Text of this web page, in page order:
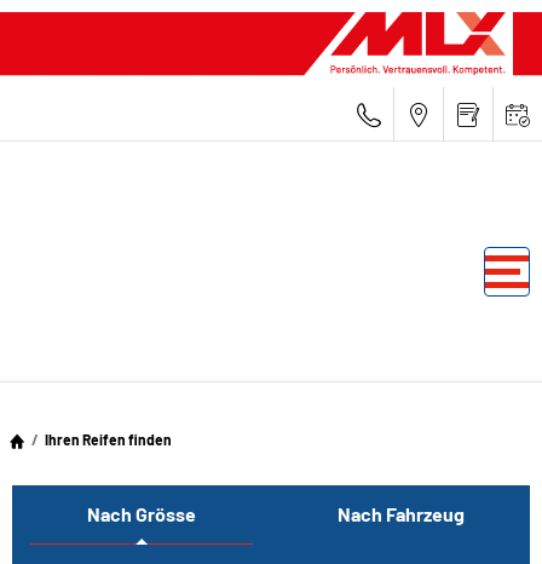
Ihren Reifen finden
Nach Grösse Nach Fahrzeug